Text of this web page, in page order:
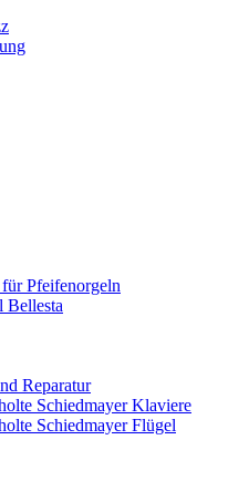
Pfeifenorgeln
Bellesta
Reparatur
Schiedmayer Klaviere
Schiedmayer Flügel